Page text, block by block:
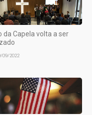
da Capela volta a ser
09/2022